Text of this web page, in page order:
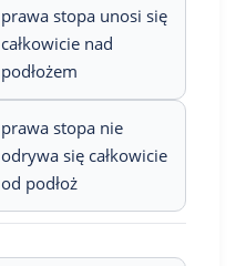
prawa stopa unosi się
całkowicie nad
podłożem
prawa stopa nie
odrywa się całkowicie
od podłoż